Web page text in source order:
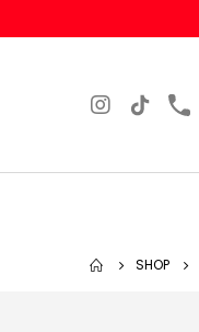
SHOP